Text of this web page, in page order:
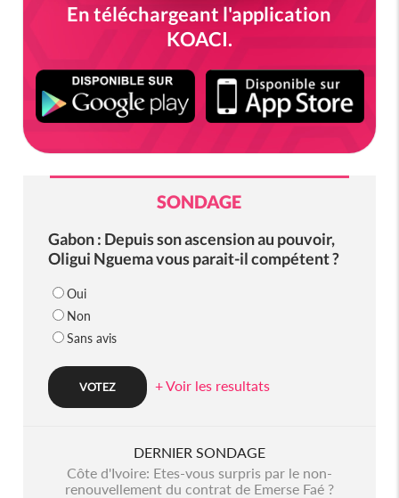
En téléchargeant l'application
KOACI.
SONDAGE
Gabon : Depuis son ascension au pouvoir,
Oligui Nguema vous parait-il compétent ?
Oui
Non
Sans avis
+ Voir les resultats
DERNIER SONDAGE
Côte d'Ivoire: Etes-vous surpris par le non-
renouvellement du contrat de Emerse Faé ?